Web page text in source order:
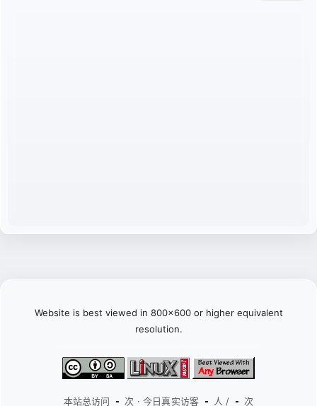
Website is best viewed in 800x600 or higher equivalent
resolution.
本站总访问 - 次 · 今日真实访客 - 人 / - 次